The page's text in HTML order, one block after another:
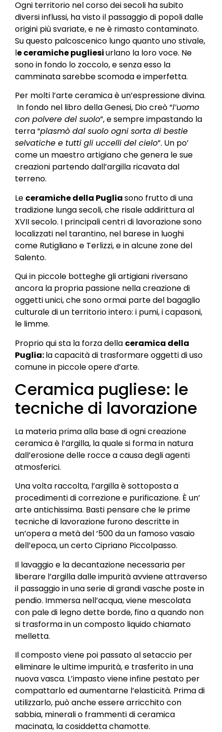
Ogni territorio nel corso dei secoli ha subito
diversi influssi, ha visto il passaggio di popoli dalle
origini più svariate, e ne è rimasto contaminato.
Su questo palcoscenico lungo quanto uno stivale,
le ceramiche pugliesiurlano la loro voce. Ne
sono in fondo lo zoccolo, e senza esso la
camminata sarebbe scomoda e imperfetta.
Per molti l’arte ceramica è un’espressione divina.
In fondo nel libro della Genesi, Dio creò “l’uomo
con polvere del suolo”, e sempre impastando la
terra “plasmò dal suolo ogni sorta di bestie
selvatiche e tutti gli uccelli del cielo”. Un po’
come un maestro artigiano che genera le sue
creazioni partendo dall’argilla ricavata dal
terreno.
Le ceramiche della Pugliasono frutto di una
tradizione lunga secoli, che risale addirittura al
XVII secolo. I principali centri di lavorazione sono
localizzati nel tarantino, nel barese in luoghi
come Rutigliano e Terlizzi, e in alcune zone del
Salento.
Qui in piccole botteghe gli artigiani riversano
ancora la propria passione nella creazione di
oggetti unici, che sono ormai parte del bagaglio
culturale di un territorio intero: i pumi, i capasoni,
le limme.
Proprio qui sta la forza della ceramica della
Puglia:la capacità di trasformare oggetti di uso
comune in piccole opere d’arte.
Ceramica pugliese: le
tecniche di lavorazione
La materia prima alla base di ogni creazione
ceramica è l’argilla, la quale si forma in natura
dall’erosione delle rocce a causa degli agenti
atmosferici.
Una volta raccolta, l’argilla è sottoposta a
procedimenti di correzione e purificazione. È un’
arte antichissima. Basti pensare che le prime
tecniche di lavorazione furono descritte in
un’opera a metà del ‘500 da un famoso vasaio
dell’epoca, un certo Cipriano Piccolpasso.
Il lavaggio e la decantazione necessaria per
liberare l’argilla dalle impurità avviene attraverso
il passaggio in una serie di grandi vasche poste in
pendio. Immersa nell’acqua, viene mescolata
con pale di legno dette borde, fino a quando non
si trasforma in un composto liquido chiamato
melletta.
Il composto viene poi passato al setaccio per
eliminare le ultime impurità, e trasferito in una
nuova vasca. L’impasto viene infine pestato per
compattarlo ed aumentarne l’elasticità. Prima di
utilizzarlo, può anche essere arricchito con
sabbia, minerali o frammenti di ceramica
macinata, la cosiddetta chamotte.